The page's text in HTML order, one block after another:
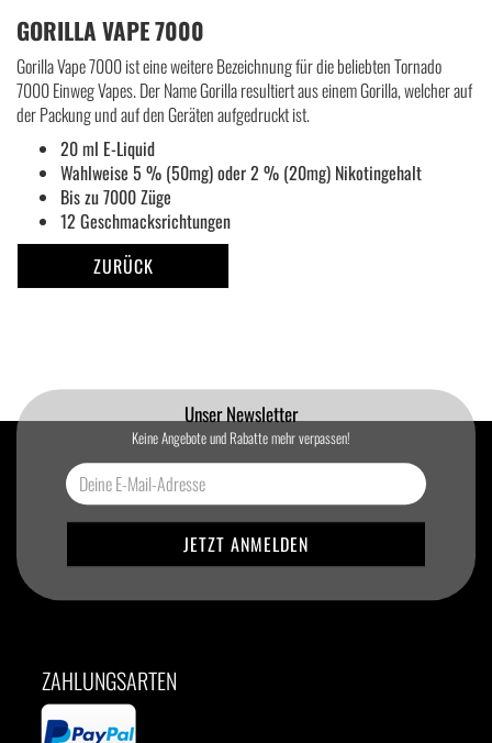
GORILLA VAPE 7000
Gorilla Vape 7000 ist eine weitere Bezeichnung für die beliebten Tornado
7000 Einweg Vapes. Der Name Gorilla resultiert aus einem Gorilla, welcher auf
der Packung und auf den Geräten aufgedruckt ist.
20 ml E-Liquid
Wahlweise 5 % (50mg) oder 2 % (20mg) Nikotingehalt
Bis zu 7000 Züge
12 Geschmacksrichtungen
ZURÜCK
Unser Newsletter
Keine Angebote und Rabatte mehr verpassen!
ZAHLUNGSARTEN